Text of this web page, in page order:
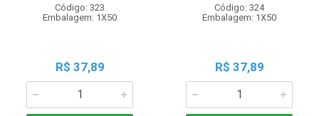
Código: 323
Embalagem: 1X50
R$ 37,89
Código: 324
Embalagem: 1X50
R$ 37,89